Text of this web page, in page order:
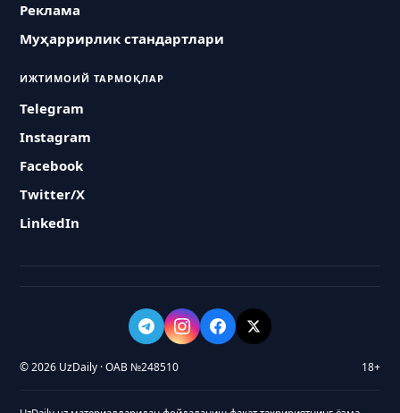
Реклама
Муҳаррирлик стандартлари
ИЖТИМОИЙ ТАРМОҚЛАР
Telegram
Instagram
Facebook
Twitter/X
LinkedIn
© 2026 UzDaily · ОАВ №248510 18+